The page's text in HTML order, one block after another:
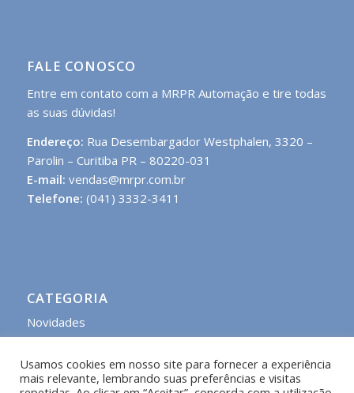
FALE CONOSCO
Entre em contato com a MRPR Automação e tire todas
as suas dúvidas!
Endereço: Rua Desembargador Westphalen, 3320 –
Parolin – Curitiba PR – 80220-031
E-mail: vendas@mrpr.com.br
Telefone: (041) 3332-3411
CATEGORIA
Novidades
Usamos cookies em nosso site para fornecer a experiência
mais relevante, lembrando suas preferências e visitas